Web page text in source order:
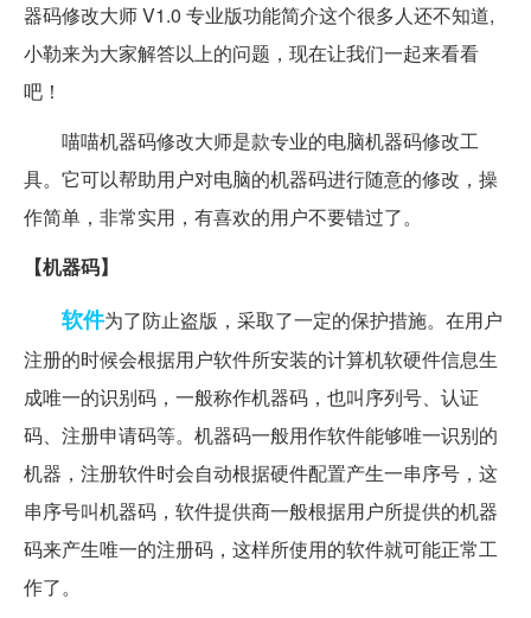
器码修改大师 V1.0 专业版功能简介这个很多人还不知道,
小勒来为大家解答以上的问题，现在让我们一起来看看
吧！
喵喵机器码修改大师是款专业的电脑机器码修改工
具。它可以帮助用户对电脑的机器码进行随意的修改，操
作简单，非常实用，有喜欢的用户不要错过了。
【机器码】
软件为了防止盗版，采取了一定的保护措施。在用户
注册的时候会根据用户软件所安装的计算机软硬件信息生
成唯一的识别码，一般称作机器码，也叫序列号、认证
码、注册申请码等。机器码一般用作软件能够唯一识别的
机器，注册软件时会自动根据硬件配置产生一串序号，这
串序号叫机器码，软件提供商一般根据用户所提供的机器
码来产生唯一的注册码，这样所使用的软件就可能正常工
作了。